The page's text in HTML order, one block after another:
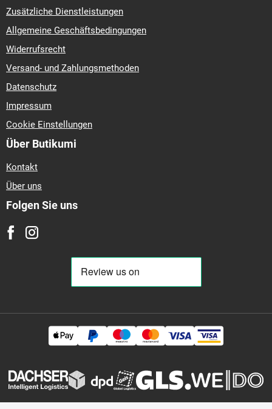
Zusätzliche Dienstleistungen
Allgemeine Geschäftsbedingungen
Widerrufsrecht
Versand- und Zahlungsmethoden
Datenschutz
Impressum
Cookie Einstellungen
Über Butikumi
Kontakt
Über uns
Folgen Sie uns